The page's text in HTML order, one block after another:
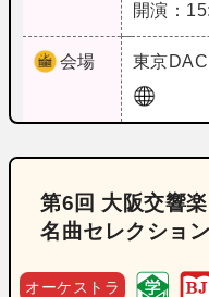
開演：
会場 東京
第6回 大阪交響
名曲セレクション
オーケストラ